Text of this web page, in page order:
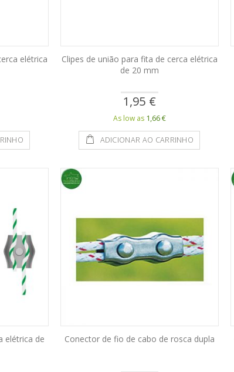
elétrica
Clipes de união para fita de cerca elétrica
de 20 mm
1,95 €
As low as 1,66 €
ADICIONAR AO CARRINHO
elétrica de
Conector de fio de cabo de rosca dupla